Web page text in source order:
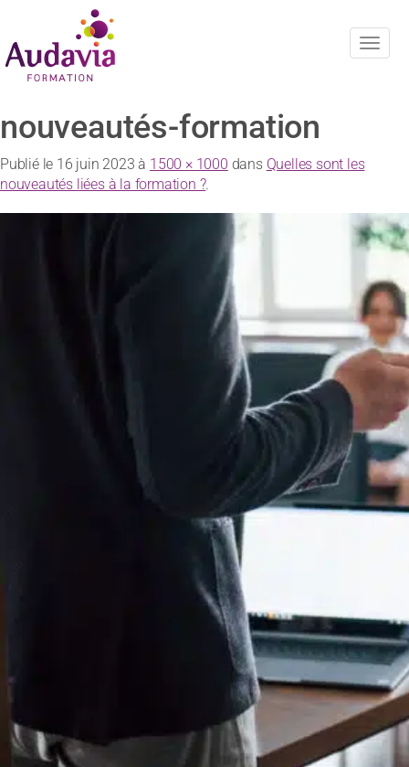
nouveautés-formation
Publié le 16 juin 2023 à 1500 × 1000 dans Quelles sont les
nouveautés liées à la formation ?.